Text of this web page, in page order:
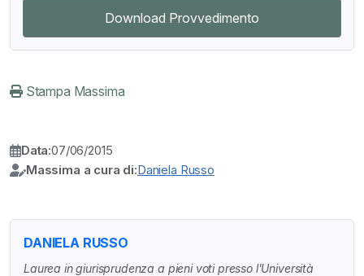
Download Provvedimento
Stampa Massima
Data:07/06/2015
Massima a cura di:Daniela Russo
DANIELA RUSSO
Laurea in giurisprudenza a pieni voti presso l'Università